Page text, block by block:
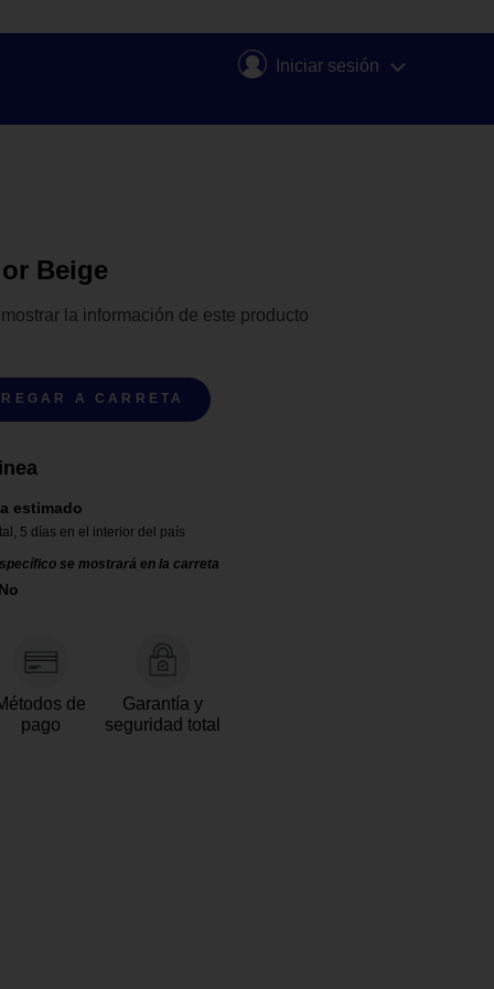
Iniciar sesión
Beige
la información de este producto
A CARRETA
estimado
, 5 días en el interior del país
se mostrará en la carreta
de
pago
Garantía y
seguridad total